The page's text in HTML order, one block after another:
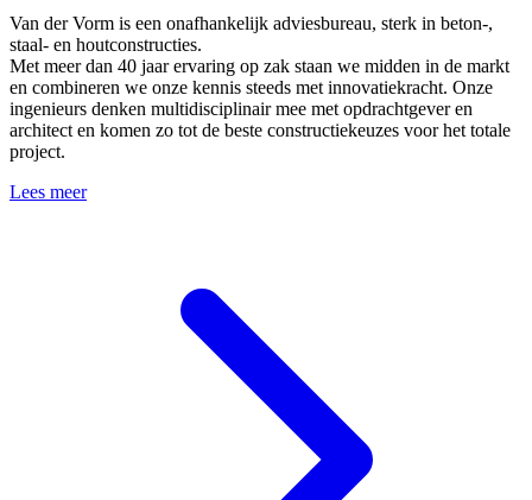
Van der Vorm is een onafhankelijk adviesbureau, sterk in beton-,
staal- en houtconstructies.
Met meer dan 40 jaar ervaring op zak staan we midden in de markt
en combineren we onze kennis steeds met innovatiekracht. Onze
ingenieurs denken multidisciplinair mee met opdrachtgever en
architect en komen zo tot de beste constructiekeuzes voor het totale
project.
Lees meer